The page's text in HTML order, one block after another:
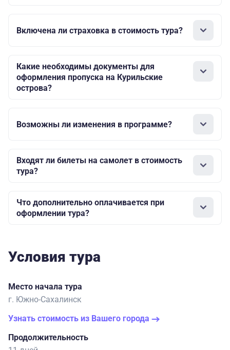
Включена ли страховка в стоимость тура?
Какие необходимы документы для
оформления пропуска на Курильские
острова?
Возможны ли изменения в программе?
Входят ли билеты на самолет в стоимость
тура?
Что дополнительно оплачивается при
оформлении тура?
Условия тура
Место начала тура
г. Южно-Сахалинск
Узнать стоимость из Вашего города
Продолжительность